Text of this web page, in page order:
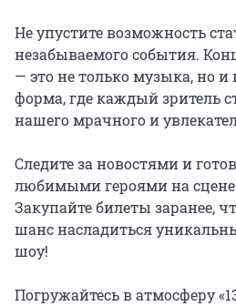
Не упустите возможность
незабываемого события.
— это не только музыка, но и
форма, где каждый зритель
нашего мрачного и
Следите за новостями и
любимыми героями на сцене
Закупайте билеты заранее,
шанс насладиться
шоу!
Погружайтесь в атмосферу